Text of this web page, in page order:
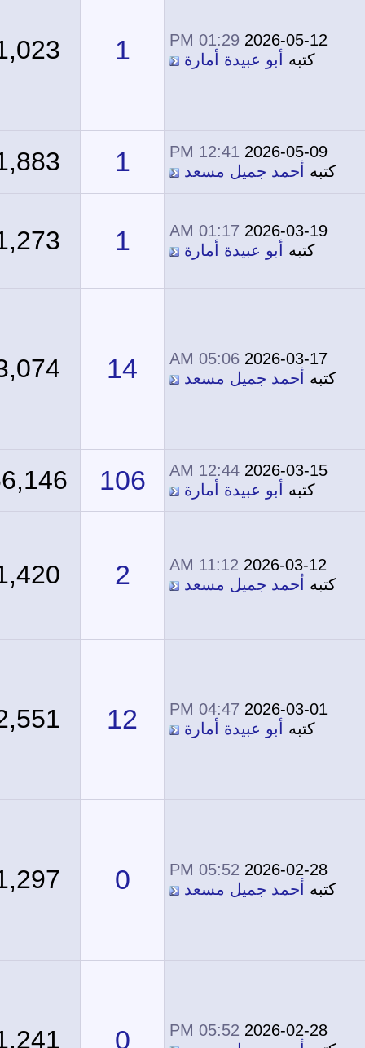
2026-05-12
01:29 PM
كتبهأبو عبيدة أمارة 1,023
2026-05-09
12:41 PM
كتبهأحمد جميل مسعد 1,883
2026-03-19
01:17 AM
كتبهأبو عبيدة أمارة 1,273
2026-03-17
05:06 AM
كتبهأحمد جميل مسعد 14
3,074
2026-03-15
12:44 AM
كتبهأبو عبيدة أمارة 106
66,146
2026-03-12
11:12 AM
كتبهأحمد جميل مسعد 1,420
2026-03-01
04:47 PM
كتبهأبو عبيدة أمارة 12
2,551
2026-02-28
05:52 PM
كتبهأحمد جميل مسعد 1,297
2026-02-28
05:52 PM
1,241